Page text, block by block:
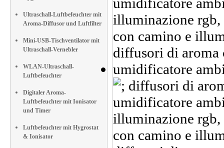
Ultraschall-Luftbefeuchter mit
Aroma-Diffusor und Luftfilter
Mini-USB-Tischventilator mit
Ultraschall-Vernebler
WLAN-Ultraschall-
Luftbefeuchter
Digitaler Aroma-
Luftbefeuchter mit Ionisator
und Timer
Luftbefeuchter mit Hygrostat
& Ionisator